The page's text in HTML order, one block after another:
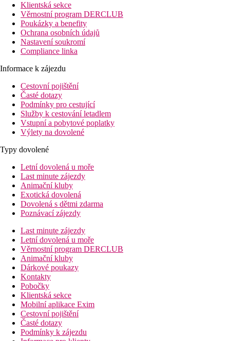
Klientská sekce
Věrnostní program DERCLUB
Poukázky a benefity
Ochrana osobních údajů
Nastavení soukromí
Compliance linka
Informace k zájezdu
Cestovní pojištění
Časté dotazy
Podmínky pro cestující
Služby k cestování letadlem
Vstupní a pobytové poplatky
Výlety na dovolené
Typy dovolené
Letní dovolená u moře
Last minute zájezdy
Animační kluby
Exotická dovolená
Dovolená s dětmi zdarma
Poznávací zájezdy
Last minute zájezdy
Letní dovolená u moře
Věrnostní program DERCLUB
Animační kluby
Dárkové poukazy
Kontakty
Pobočky
Klientská sekce
Mobilní aplikace Exim
Cestovní pojištění
Časté dotazy
Podmínky k zájezdu